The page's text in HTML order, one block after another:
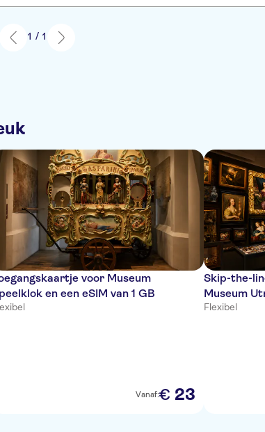
1 / 1
voor Museum
en een eSIM van 1 GB
Vanaf:€ 23
Skip-the-
Museum
Flexibel